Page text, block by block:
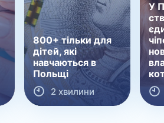
800+ тільки для
дітей, які
навчаються в
Польщі
2 хвилини
У